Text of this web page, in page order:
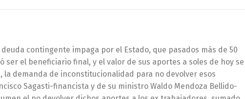
contingente impaga por el Estado, que pasados más de 50
el beneficiario final, y el valor de sus aportes a soles de hoy se
demanda de inconstitucionalidad para no devolver esos
Sagasti-financista y de su ministro Waldo Mendoza Bellido-